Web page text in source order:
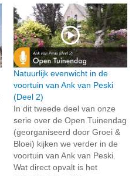
Natuurlijk evenwicht in de
voortuin van Ank van Peski
(Deel 2)
In dit tweede deel van onze
serie over de Open Tuinendag
(georganiseerd door Groei &
Bloei) kijken we verder in de
voortuin van Ank van Peski.
Wat direct opvalt is het